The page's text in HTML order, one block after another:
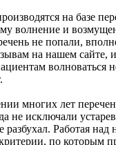
на базе
волнение и
не попали,
на нашем сайте,
волноваться
многих лет
не исключали
разбухал. Работая
по которым